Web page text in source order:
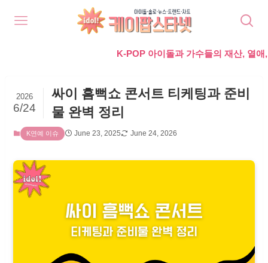
K-POP 아이돌과 가수들의 재산, 열애, 가족,
싸이 흠뻑쇼 콘서트 티케팅과 준비
물 완벽 정리
2026
6/24
K연예 이슈 June 23, 2025 June 24, 2026